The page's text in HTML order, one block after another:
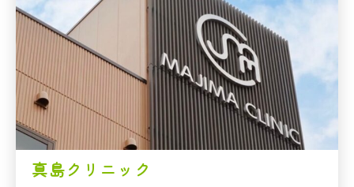
真島クリニック